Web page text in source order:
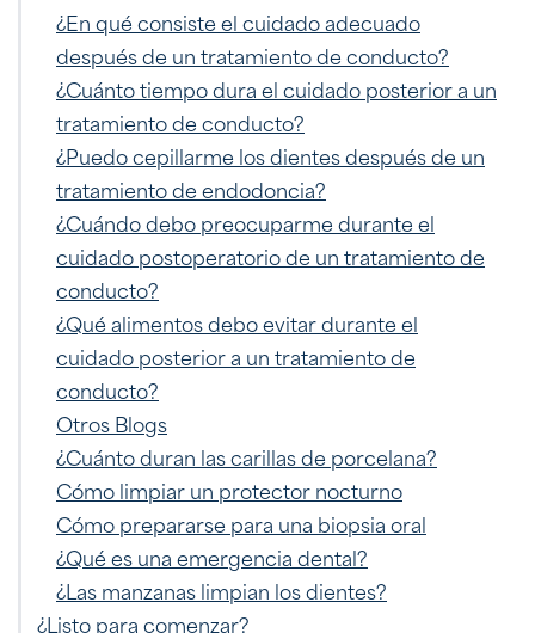
¿En qué consiste el cuidado adecuado
después de un tratamiento de conducto?
¿Cuánto tiempo dura el cuidado posterior a un
tratamiento de conducto?
¿Puedo cepillarme los dientes después de un
tratamiento de endodoncia?
¿Cuándo debo preocuparme durante el
cuidado postoperatorio de un tratamiento de
conducto?
¿Qué alimentos debo evitar durante el
cuidado posterior a un tratamiento de
conducto?
Otros Blogs
¿Cuánto duran las carillas de porcelana?
Cómo limpiar un protector nocturno
Cómo prepararse para una biopsia oral
¿Qué es una emergencia dental?
¿Las manzanas limpian los dientes?
¿Listo para comenzar?